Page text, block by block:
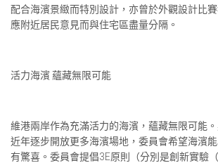
配合海濱景緻而特別設計，亦曾於外觀設計比
應附近居民意見而與住宅區盡量分隔。
活力海濱 蘊藏無限可能
維港兩岸作為充滿活力的海濱，蘊藏無限可能
近年逐步開放更多海濱場地，委員會希望海濱
有驚喜。委員會提倡3E原則（分別是創新實驗